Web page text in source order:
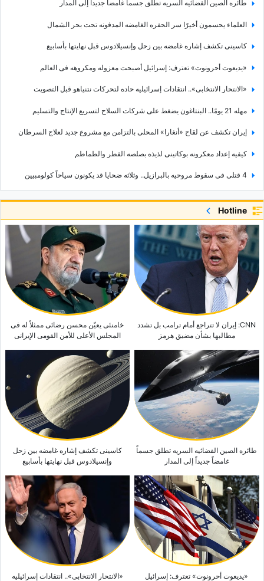
طائره الصین الفضائیه السریه تطلق جسماً غامضاً جدیداً إلى المدار
العلماء یحسمون أخیرًا سر الحفره الغامضه المدفونه تحت بحر الشمال
کاسینی تکشف إشاره غامضه بین زحل وإنسیلادوس قبل نهایتها بأسابیع
«یدیعوت أحرونوت» تعترف: إسرائیل أصبحت معزوله ومکروهه فی العالم
«الانتحار الانتخابی».. انتقادات إسرائیلیه حاده لتحرکات نتنیاهو قبل التصویت
مهله 21 یومًا.. البنتاغون یضغط على شرکات السلاح لتسریع الإنتاج والتسلیم
إیران تکشف عن لقاح «أنغارا» المحلی بالتزامن مع مشروع جدید لعلاج السرطان
کیفیه إعداد معکرونه بوکاتینی لذیذه بصلصه الفطر والطماطم
4 قتلى فی سقوط مروحیه بالبرازیل.. وثلاثه ضحایا قد یکونون سیاحاً کولومبیین
لماذا تُعدّ أنطالیا خیارًا رائعًا للسیاحه؟
تحذیر طبی مهم فی أیام الحر.. لماذا قد یصبح تمرینک المعتاد خطرًا؟
اکتشف مدینه برغامون الأثریه فی إزمیر وأبرز معالمها التی لا بد من زیارتها
Hotline
CNN: إیران لا تتراجع أمام ترامب بل تشدد
مطالبها بشأن مضیق هرمز
خامنئی یعیّن محسن رضائی ممثلاً له فی
المجلس الأعلى للأمن القومی الإیرانی
طائره الصین الفضائیه السریه تطلق جسماً
غامضاً جدیداً إلى المدار
کاسینی تکشف إشاره غامضه بین زحل
وإنسیلادوس قبل نهایتها بأسابیع
«یدیعوت أحرونوت» تعترف: إسرائیل
«الانتحار الانتخابی».. انتقادات إسرائیلیه